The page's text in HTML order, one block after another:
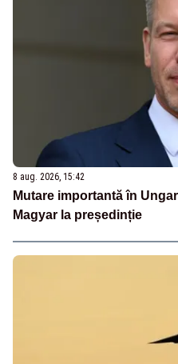
8 aug. 2026, 15:42
Mutare importantă în
Magyar la președinție